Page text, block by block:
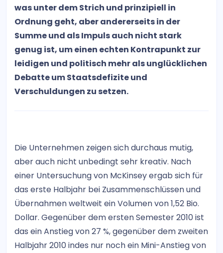
was unter dem Strich und prinzipiell in
Ordnung geht, aber andererseits in der
Summe und als Impuls auch nicht stark
genug ist, um einen echten Kontrapunkt zur
leidigen und politisch mehr als unglücklichen
Debatte um Staatsdefizite und
Verschuldungen zu setzen.
Die Unternehmen zeigen sich durchaus mutig,
aber auch nicht unbedingt sehr kreativ. Nach
einer Untersuchung von McKinsey ergab sich für
das erste Halbjahr bei Zusammenschlüssen und
Übernahmen weltweit ein Volumen von 1,52 Bio.
Dollar. Gegenüber dem ersten Semester 2010 ist
das ein Anstieg von 27 %, gegenüber dem zweiten
Halbjahr 2010 indes nur noch ein Mini-Anstieg von